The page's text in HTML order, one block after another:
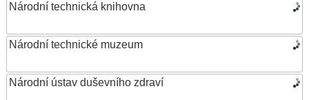
Národní technická knihovna
Národní technické muzeum
Národní ústav duševního zdraví